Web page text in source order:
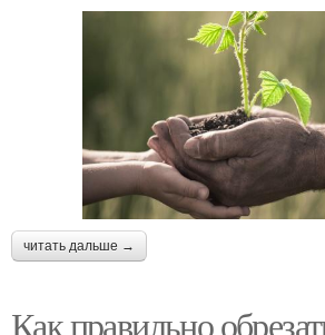
читать дальше →
Как правильно